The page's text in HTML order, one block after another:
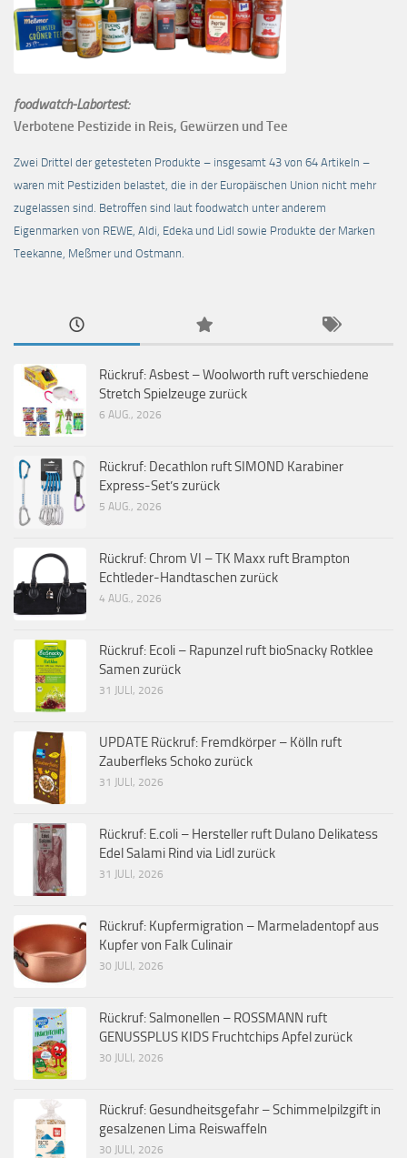
foodwatch-Labortest:
Verbotene Pestizide in Reis, Gewürzen und Tee
Zwei Drittel der getesteten Produkte – insgesamt 43 von 64 Artikeln –
waren mit Pestiziden belastet, die in der Europäischen Union nicht mehr
zugelassen sind. Betroffen sind laut foodwatch unter anderem
Eigenmarken von REWE, Aldi, Edeka und Lidl sowie Produkte der Marken
Teekanne, Meßmer und Ostmann.
Rückruf: Asbest – Woolworth ruft verschiedene
Stretch Spielzeuge zurück
6 AUG., 2026
Rückruf: Decathlon ruft SIMOND Karabiner
Express-Set’s zurück
5 AUG., 2026
Rückruf: Chrom VI – TK Maxx ruft Brampton
Echtleder-Handtaschen zurück
4 AUG., 2026
Rückruf: Ecoli – Rapunzel ruft bioSnacky Rotklee
Samen zurück
31 JULI, 2026
UPDATE Rückruf: Fremdkörper – Kölln ruft
Zauberfleks Schoko zurück
31 JULI, 2026
Rückruf: E.coli – Hersteller ruft Dulano Delikatess
Edel Salami Rind via Lidl zurück
31 JULI, 2026
Rückruf: Kupfermigration – Marmeladentopf aus
Kupfer von Falk Culinair
30 JULI, 2026
Rückruf: Salmonellen – ROSSMANN ruft
GENUSSPLUS KIDS Fruchtchips Apfel zurück
30 JULI, 2026
Rückruf: Gesundheitsgefahr – Schimmelpilzgift in
gesalzenen Lima Reiswaffeln
30 JULI, 2026